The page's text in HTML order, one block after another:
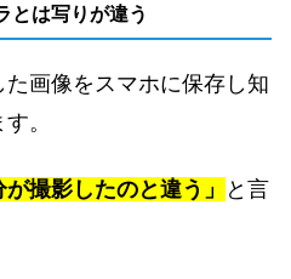
とは写りが違う
画像をスマホに保存し知
。
撮影したのと違う」
と言